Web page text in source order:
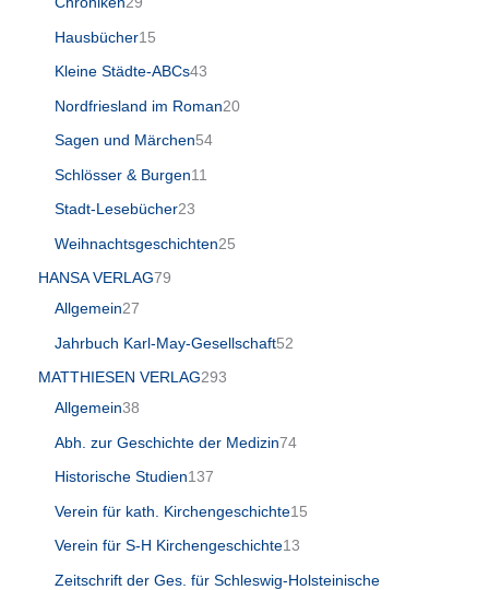
Hausbücher15
Kleine Städte-ABCs43
Nordfriesland im Roman20
Sagen und Märchen54
Schlösser & Burgen11
Stadt-Lesebücher23
Weihnachtsgeschichten25
HANSA VERLAG79
Allgemein27
Jahrbuch Karl-May-Gesellschaft52
MATTHIESEN VERLAG293
Allgemein38
Abh. zur Geschichte der Medizin74
Historische Studien137
Verein für kath. Kirchengeschichte15
Verein für S-H Kirchengeschichte13
Zeitschrift der Ges. für Schleswig-Holsteinische